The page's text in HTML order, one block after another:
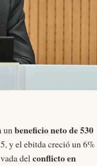
unbeneficio neto de 530
y el ebitda creció un 6%
delconflicto en